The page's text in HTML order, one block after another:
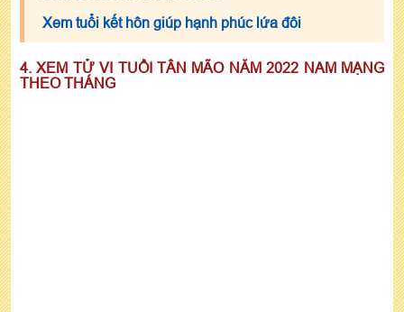
Xem tuổi kết hôn giúp hạnh phúc lứa đôi
4. XEM TỬ VI TUỔI TÂN MÃO NĂM 2022 NAM MẠNG
THEO THÁNG